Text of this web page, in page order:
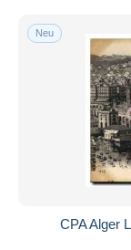
Neu
CPA Alger